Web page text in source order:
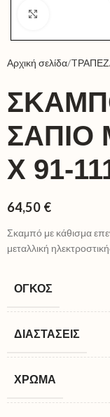
Αρχική σελίδα
ΣΆΠΙΟ
X 91-
64,50 €
Σκαμπό με κάθισμα
μεταλλική
ΌΓΚΟΣ
ΔΙΑΣΤΆΣΕΙΣ
ΧΡΏΜΑ